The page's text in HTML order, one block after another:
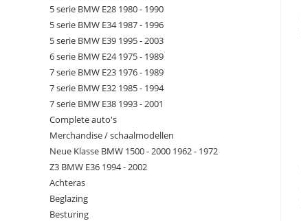
5 serie BMW E28 1980 - 1990
5 serie BMW E34 1987 - 1996
5 serie BMW E39 1995 - 2003
6 serie BMW E24 1975 - 1989
7 serie BMW E23 1976 - 1989
7 serie BMW E32 1985 - 1994
7 serie BMW E38 1993 - 2001
Complete auto's
Merchandise / schaalmodellen
Neue Klasse BMW 1500 - 2000 1962 - 1972
Z3 BMW E36 1994 - 2002
Achteras
Beglazing
Besturing